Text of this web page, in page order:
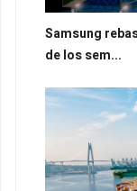
Samsung
de los sem...